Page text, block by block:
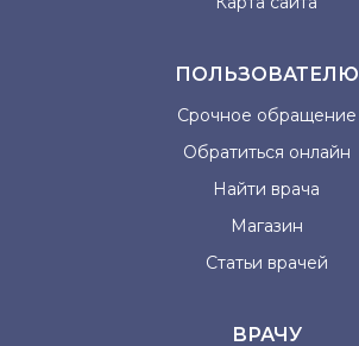
ПОЛЬЗОВАТЕЛЮ
Срочное обращение
Обратиться онлайн
Найти врача
Магазин
Статьи врачей
ВРАЧУ